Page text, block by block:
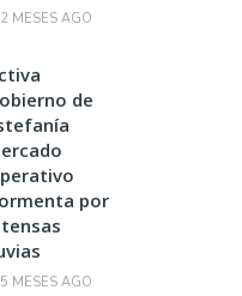
MESES AGO
de
por
MESES AGO